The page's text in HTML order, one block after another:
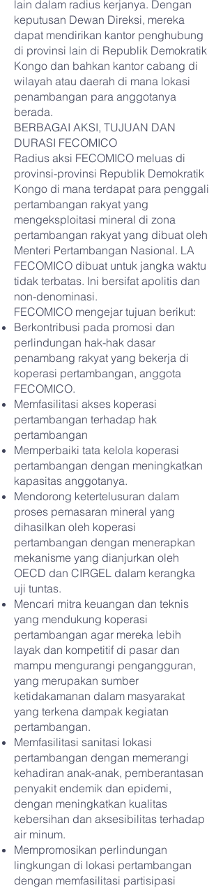
lain dalam radius kerjanya. Dengan
keputusan Dewan Direksi, mereka
dapat mendirikan kantor penghubung
di provinsi lain di Republik Demokratik
Kongo dan bahkan kantor cabang di
wilayah atau daerah di mana lokasi
penambangan para anggotanya
berada.
BERBAGAI AKSI, TUJUAN DAN
DURASI FECOMICO
Radius aksi FECOMICO meluas di
provinsi-provinsi Republik Demokratik
Kongo di mana terdapat para penggali
pertambangan rakyat yang
mengeksploitasi mineral di zona
pertambangan rakyat yang dibuat oleh
Menteri Pertambangan Nasional. LA
FECOMICO dibuat untuk jangka waktu
tidak terbatas. Ini bersifat apolitis dan
non-denominasi.
FECOMICO mengejar tujuan berikut:
Berkontribusi pada promosi dan
perlindungan hak-hak dasar
penambang rakyat yang bekerja di
koperasi pertambangan, anggota
FECOMICO.
Memfasilitasi akses koperasi
pertambangan terhadap hak
pertambangan
Memperbaiki tata kelola koperasi
pertambangan dengan meningkatkan
kapasitas anggotanya.
Mendorong ketertelusuran dalam
proses pemasaran mineral yang
dihasilkan oleh koperasi
pertambangan dengan menerapkan
mekanisme yang dianjurkan oleh
OECD dan CIRGEL dalam kerangka
uji tuntas.
Mencari mitra keuangan dan teknis
yang mendukung koperasi
pertambangan agar mereka lebih
layak dan kompetitif di pasar dan
mampu mengurangi pengangguran,
yang merupakan sumber
ketidakamanan dalam masyarakat
yang terkena dampak kegiatan
pertambangan.
Memfasilitasi sanitasi lokasi
pertambangan dengan memerangi
kehadiran anak-anak, pemberantasan
penyakit endemik dan epidemi,
dengan meningkatkan kualitas
kebersihan dan aksesibilitas terhadap
air minum.
Mempromosikan perlindungan
lingkungan di lokasi pertambangan
dengan memfasilitasi partisipasi